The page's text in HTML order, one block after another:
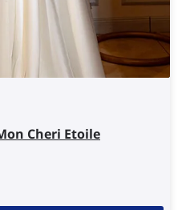
Cheri Etoile